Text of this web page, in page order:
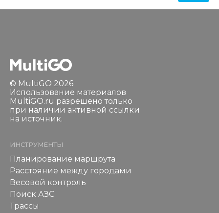
© MultiGO 2026
Использование материалов
MultiGO.ru разрешено только
при наличии активной ссылки
на источник.
ИНСТРУМЕНТЫ
Планирование маршрута
Расстояние между городами
Весовой контроль
Поиск АЗС
Трассы